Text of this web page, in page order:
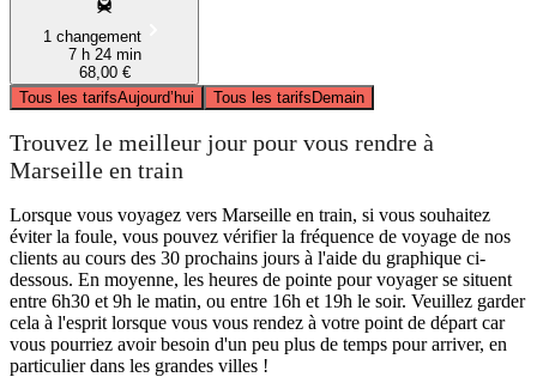
1 changement
7 h 24 min
68,00 €
Tous les tarifsAujourd’hui Tous les tarifsDemain
Trouvez le meilleur jour pour vous rendre à
Marseille en train
Lorsque vous voyagez vers Marseille en train, si vous souhaitez
éviter la foule, vous pouvez vérifier la fréquence de voyage de nos
clients au cours des 30 prochains jours à l'aide du graphique ci-
dessous. En moyenne, les heures de pointe pour voyager se situent
entre 6h30 et 9h le matin, ou entre 16h et 19h le soir. Veuillez garder
cela à l'esprit lorsque vous vous rendez à votre point de départ car
vous pourriez avoir besoin d'un peu plus de temps pour arriver, en
particulier dans les grandes villes !